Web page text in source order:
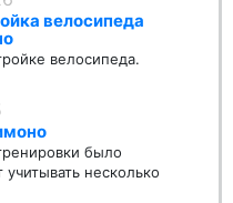
велосипеда
велосипеда.
было
несколько